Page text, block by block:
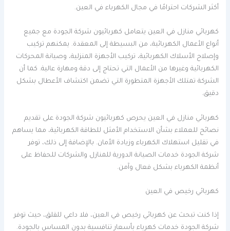
أكثر الشركات احترامًا في مجال الكهرباء في العين.
كهربائي منازل في العين يتعامل كهربائيون شركة الجودة مع جميع
أنواع الأعمال الكهربائية، من البسيطة إلى المعقدة. يمكنهم تركيب
وإصلاح الأسلاك الكهربائية، تركيب الأجهزة المنزلية، وصيانة المحركات
الكهربائية وغيرها من الأعمال التي تحتاج إلى دقة ومهارة عالية. كما أن
الشركة تمتلك الأجهزة المتطورة التي تضمن اكتشاف الأعطال بشكل
دقيق.
كهربائي منازل في العين يحرص كهربائيون شركة الجودة على تقديم
نصائح للعملاء بشأن الاستخدام الأمثل للطاقة الكهربائية، مما يساهم
في تقليل استهلاك الكهرباء وزيادة الأمان. بالإضافة إلى ذلك، توفر
شركة الجودة خدمات الصيانة الدورية للمنازل والشركات للحفاظ على
أنظمة الكهرباء بشكل فعال وآمن.
كهربائي رخيص في العين
إذا كنت تبحث عن كهربائي رخيص في العين، فلا داعي للقلق، حيث توفر
شركة الجودة خدمات كهرباء بأسعار تنافسية بدون المساس بالجودة.